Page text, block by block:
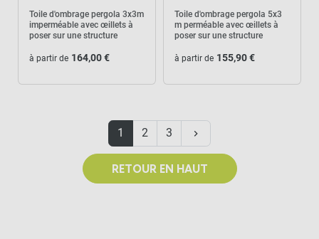
Toile d'ombrage pergola 3x3m
imperméable avec œillets à
poser sur une structure
à partir de 164,00 €
Toile d'ombrage pergola 5x3
m perméable avec œillets à
poser sur une structure
à partir de 155,90 €
1 2 3 keyboard_arrow_right
RETOUR EN HAUT